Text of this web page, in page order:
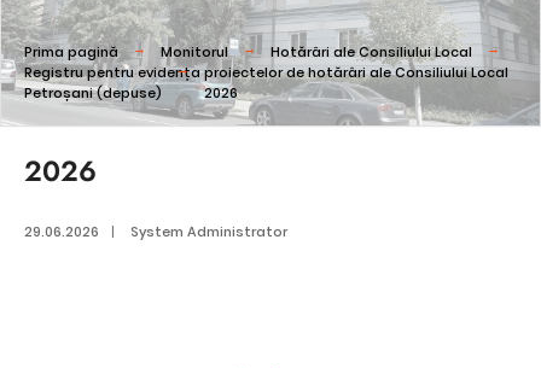
Prima pagină Monitorul
Hotărâri ale Consiliului Local
Registru pentru evidența proiectelor de hotărâri ale Consiliului Local
Petroșani (depuse)
2026
2026
29.06.2026 | System Administrator